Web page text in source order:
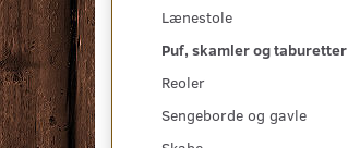
Lænestole
Puf, skamler og taburetter
Reoler
Sengeborde og gavle